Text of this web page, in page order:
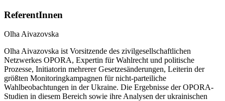
ReferentInnen
Olha Aivazovska
Olha Aivazovska ist Vorsitzende des zivilgesellschaftlichen
Netzwerkes OPORA, Expertin für Wahlrecht und politische
Prozesse, Initiatorin mehrerer Gesetzesänderungen, Leiterin der
größten Monitoringkampagnen für nicht-parteiliche
Wahlbeobachtungen in der Ukraine. Die Ergebnisse der OPORA-
Studien in diesem Bereich sowie ihre Analysen der ukrainischen